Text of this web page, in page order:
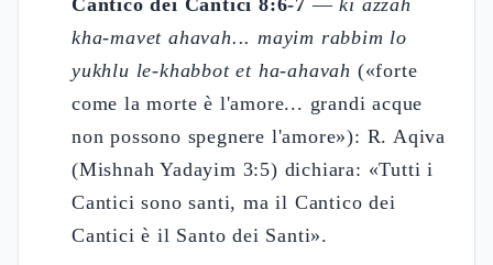
Cantico dei Cantici 8:6-7 —ki azzah
kha-mavet ahavah... mayim rabbim lo
yukhlu le-khabbot et ha-ahavah («forte
come la morte è l'amore... grandi acque
non possono spegnere l'amore»): R. Aqiva
(Mishnah Yadayim 3:5) dichiara: «Tutti i
Cantici sono santi, ma il Cantico dei
Cantici è il Santo dei Santi».